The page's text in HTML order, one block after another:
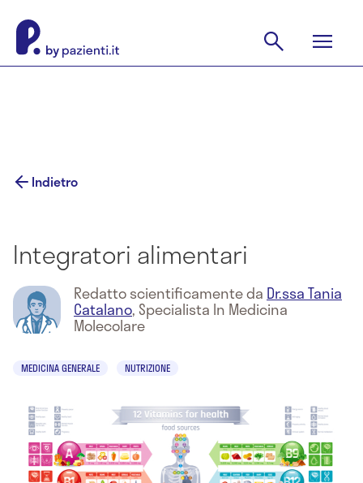
Indietro
Integratori alimentari
Redatto scientificamente da Dr.ssa Tania
Catalano, Specialista In Medicina
Molecolare
MEDICINA GENERALE NUTRIZIONE